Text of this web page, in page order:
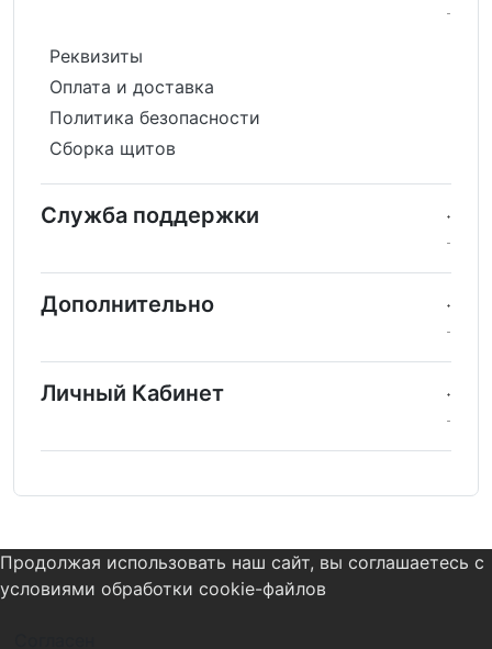
Реквизиты
Оплата и доставка
Политика безопасности
Сборка щитов
Служба поддержки
Дополнительно
Личный Кабинет
Продолжая использовать наш сайт, вы соглашаетесь с
условиями обработки cookie-файлов